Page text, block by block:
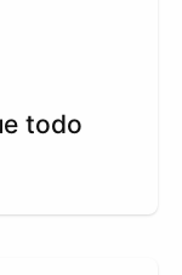
todo